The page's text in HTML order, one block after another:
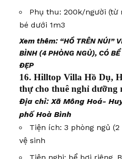
Phụ thu: 200k/người (từ
bé dưới 1m3
Xem thêm: “HỒ TRÊN NÚI”
BÌNH (4 PHÒNG NGỦ), CÓ
ĐẸP
16. Hilltop Villa Hồ Dụ,
thự cho thuê nghỉ dưỡng
Địa chỉ: Xã Mông Hoá-
phố Hoà Bình
Tiện ích: 3 phòng ngủ
vệ sinh
Tiện nghi: bể bơi riêng,